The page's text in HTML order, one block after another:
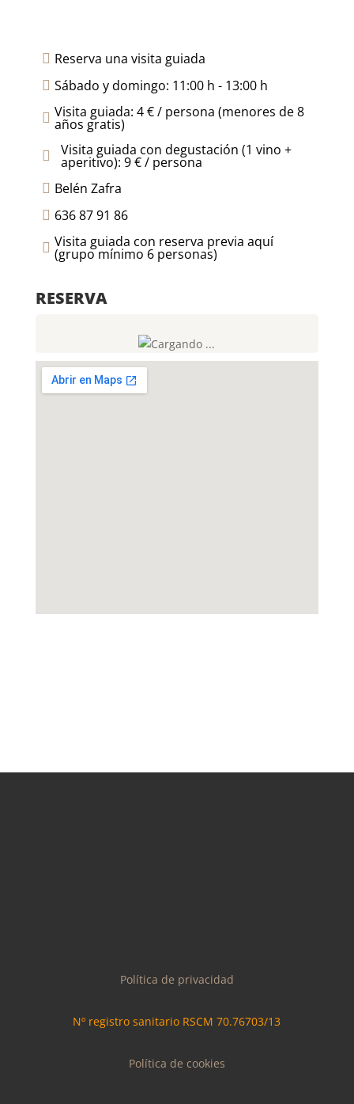
 Reserva una visita guiada
 Sábado y domingo: 11:00 h - 13:00 h
 Visita guiada: 4 € / persona (menores de 8
años gratis)
 Visita guiada con degustación (1 vino +
aperitivo): 9 € / persona
 Belén Zafra
 636 87 91 86
 Visita guiada con reserva previa aquí
(grupo mínimo 6 personas)
RESERVA
Política de privacidad
Nº registro sanitario RSCM70.76703/13
Política de cookies